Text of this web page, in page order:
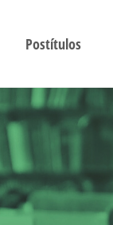
Postítulos